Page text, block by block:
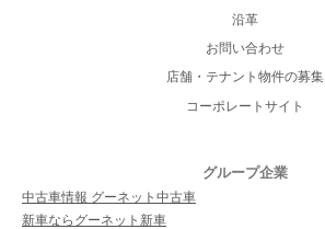
沿革
お問い合わせ
店舗・テナント物件の募集
コーポレートサイト
グループ企業
中古車情報 グーネット中古車
新車ならグーネット新車